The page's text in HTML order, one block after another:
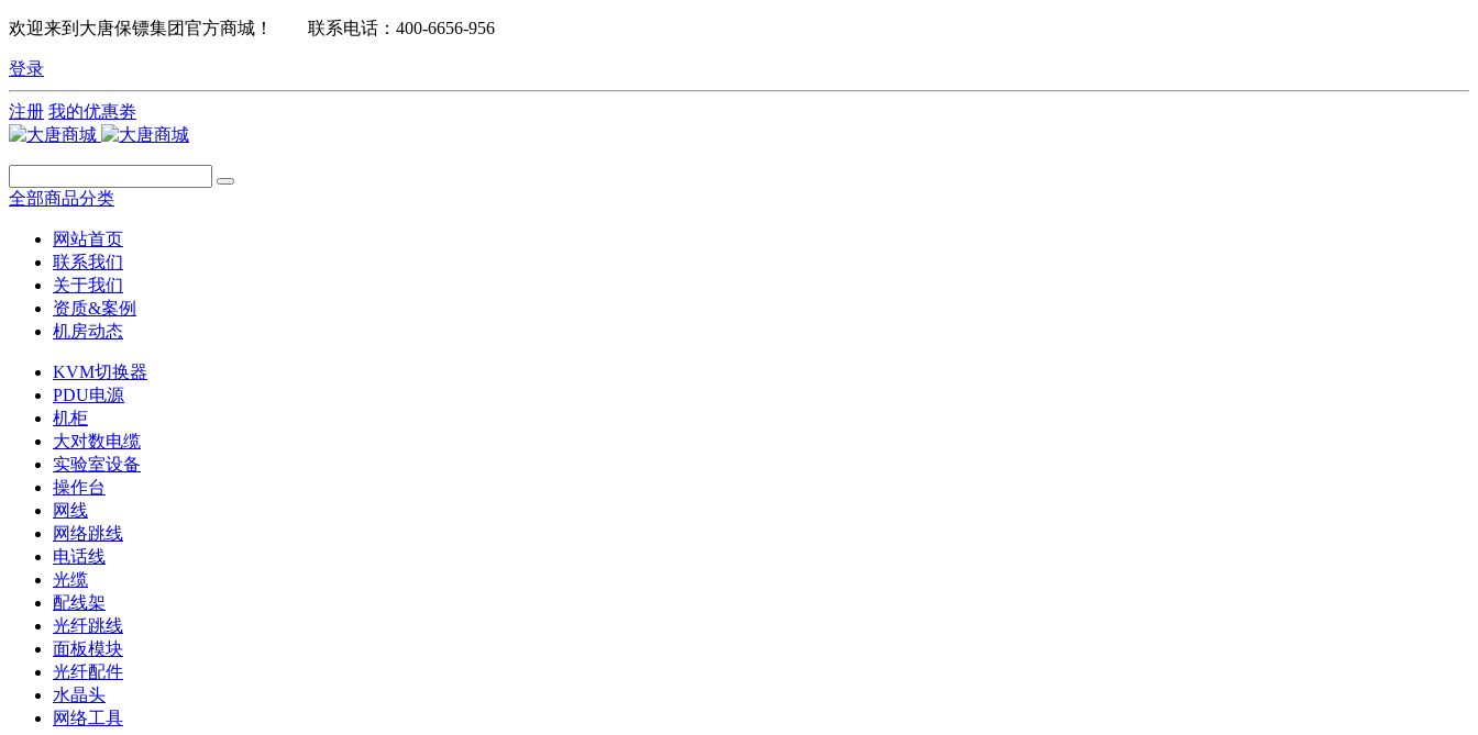
欢迎来到大唐保镖集团官方商城！ 联系电话：400-6656-956
登录
注册 我的优惠劵
全部商品分类
网站首页
联系我们
关于我们
资质&案例
机房动态
KVM切换器
PDU电源
机柜
大对数电缆
实验室设备
操作台
网线
网络跳线
电话线
光缆
配线架
光纤跳线
面板模块
光纤配件
水晶头
网络工具